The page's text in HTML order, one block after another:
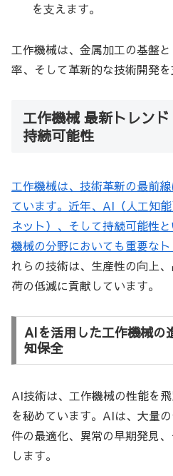
を支えます。
工作機械は、金属加工の基盤
率、そして革新的な技術開発を
工作機械 最新トレン
持続可能性
工作機械は、技術革新の最前
ています。近年、AI（人工知
ネット）、そして持続可能性
機械の分野においても重要なト
れらの技術は、生産性の向上
荷の低減に貢献しています。
AIを活用した工作機械の
知保全
AI技術は、工作機械の性能を
を秘めています。AIは、大量
件の最適化、異常の早期発見
します。